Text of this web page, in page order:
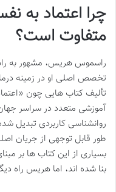
چرا اعتماد به
متفاوت است؟
راسموس هریس، مشهور به
تألیف کتاب هایی چون
آموزشی متعدد در سراسر
روانشناسی کاربردی تبدیل
طور قابل توجهی از جریان
بسیاری از این کتاب ها بر
بنا شده اند، اما هریس راه